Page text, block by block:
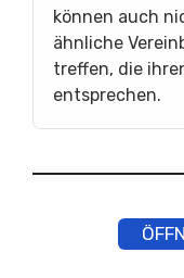
können auch
ähnliche
treffen, die
entsprechen.